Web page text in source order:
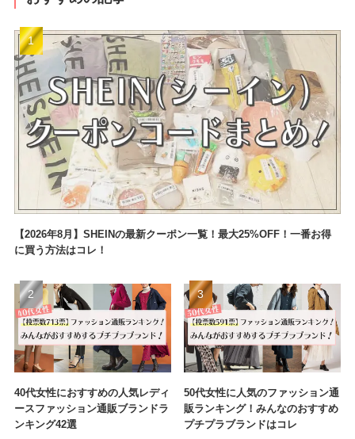
【2026年8月】SHEINの最新クーポン一覧！最大25%OFF！一番お得
に買う方法はコレ！
40代女性におすすめの人気レディ
ースファッション通販ブランドラ
ンキング42選
50代女性に人気のファッション通
販ランキング！みんなのおすすめ
プチプラブランドはコレ